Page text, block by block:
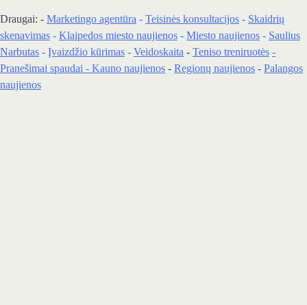
Draugai: - Marketingo agentūra - Teisinės konsultacijos - Skaidrių
skenavimas - Klaipedos miesto naujienos - Miesto naujienos - Saulius
Narbutas - Įvaizdžio kūrimas - Veidoskaita - Teniso treniruotės -
Pranešimai spaudai - Kauno naujienos - Regionų naujienos - Palangos
naujienos